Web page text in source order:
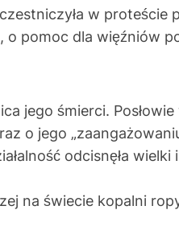
w proteście
o pomoc dla więźniów
jego śmierci.
o jego
odcisnęła
na świecie kopalni